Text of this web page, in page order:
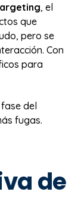
, el
que
pero se
Con
para
del
fugas.
de